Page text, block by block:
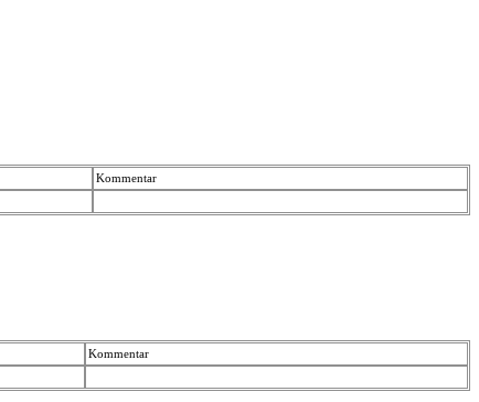
Kommentar
Kommentar